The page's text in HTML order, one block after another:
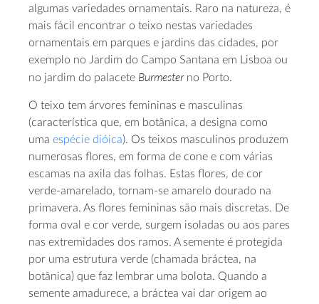
algumas variedades ornamentais. Raro na natureza, é
mais fácil encontrar o teixo nestas variedades
ornamentais em parques e jardins das cidades, por
exemplo no Jardim do Campo Santana em Lisboa ou
no jardim do palacete Burmesterno Porto.
O teixo tem árvores femininas e masculinas
(característica que, em botânica, a designa como
uma espécie dióica). Os teixos masculinos produzem
numerosas flores, em forma de cone e com várias
escamas na axila das folhas. Estas flores, de cor
verde-amarelado, tornam-se amarelo dourado na
primavera. As flores femininas são mais discretas. De
forma oval e cor verde, surgem isoladas ou aos pares
nas extremidades dos ramos. A semente é protegida
por uma estrutura verde (chamada bráctea, na
botânica) que faz lembrar uma bolota. Quando a
semente amadurece, a bráctea vai dar origem ao